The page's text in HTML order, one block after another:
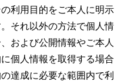
利用目的をご本人に明示
それ以外の方法で個人情
および公開情報やご本人
個人情報を取得する場合
達成に必要な範囲内で利